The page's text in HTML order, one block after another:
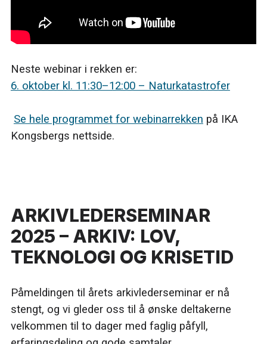
Neste webinar i rekken er:
6. oktober kl. 11:30–12:00 – Naturkatastrofer
Se hele programmet for webinarrekken på IKA
Kongsbergs nettside.
ARKIVLEDERSEMINAR
2025 – ARKIV: LOV,
TEKNOLOGI OG KRISETID
Påmeldingen til årets arkivlederseminar er nå
stengt, og vi gleder oss til å ønske deltakerne
velkommen til to dager med faglig påfyll,